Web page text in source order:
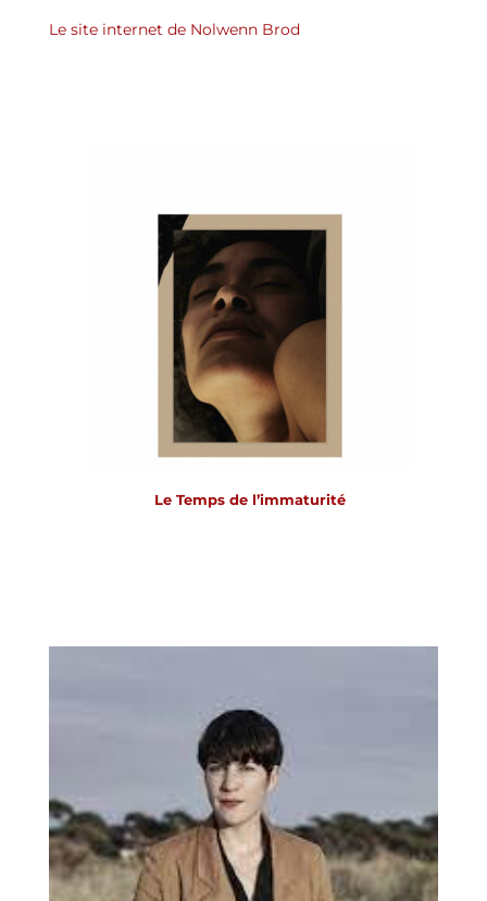
Le site internet de Nolwenn Brod
Le Temps de l’immaturité